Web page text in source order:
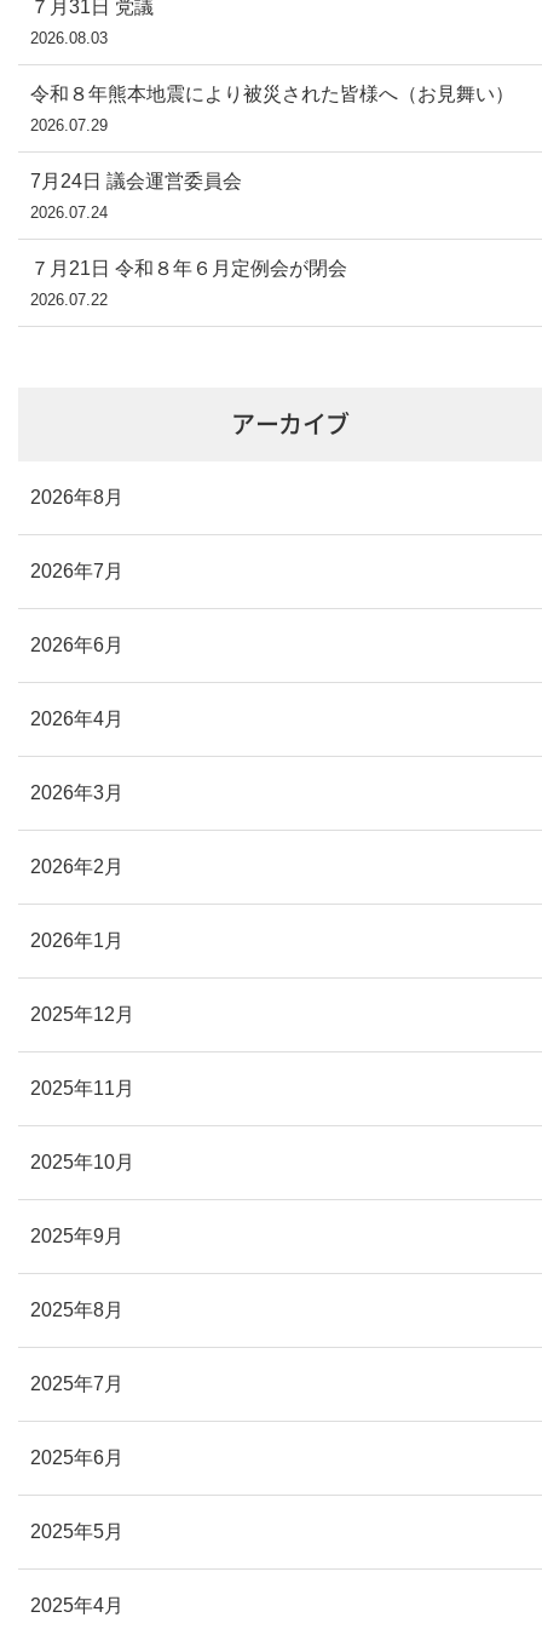
７月31日 党議
2026.08.03
令和８年熊本地震により被災された皆様へ（お見舞い）
2026.07.29
7月24日 議会運営委員会
2026.07.24
７月21日 令和８年６月定例会が閉会
2026.07.22
アーカイブ
2026年8月
2026年7月
2026年6月
2026年4月
2026年3月
2026年2月
2026年1月
2025年12月
2025年11月
2025年10月
2025年9月
2025年8月
2025年7月
2025年6月
2025年5月
2025年4月